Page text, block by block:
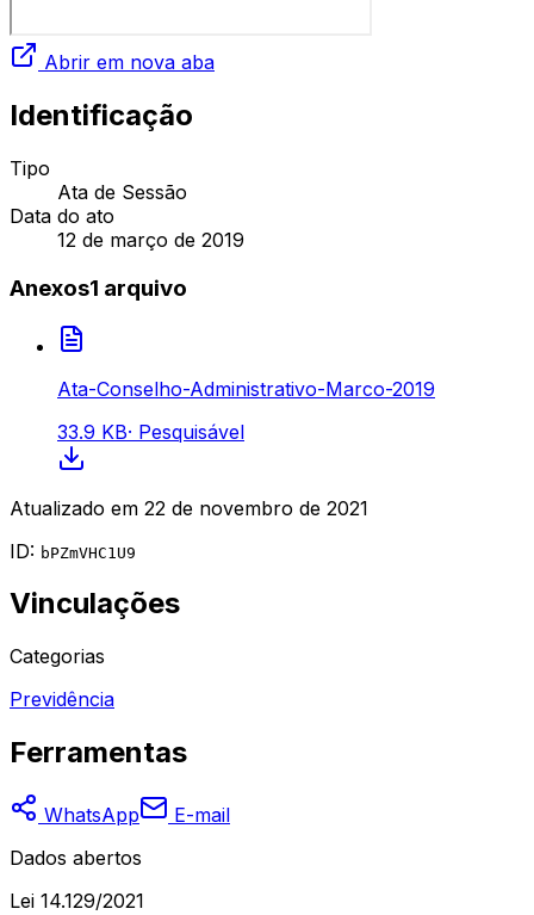
Abrir em nova aba
Identificação
Tipo
Ata de Sessão
Data do ato
12 de março de 2019
Anexos1 arquivo
Ata-Conselho-Administrativo-Marco-2019
33.9 KB· Pesquisável
Atualizado em 22 de novembro de 2021
ID: bPZmVHC1U9
Vinculações
Categorias
Previdência
Ferramentas
WhatsApp
E-mail
Dados abertos
Lei 14.129/2021